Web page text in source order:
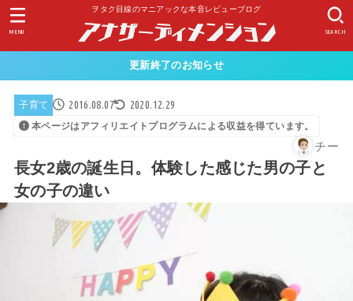
ヲタク目線のマニアックな本音レビューブログ
SEARCH
MENU
更新終了のお知らせ
子育て 2016.08.07 2020.12.29
本ページはアフィリエイトプログラムによる収益を得ています。
チー
長女2歳の誕生日。体験した感じた男の子と
女の子の違い